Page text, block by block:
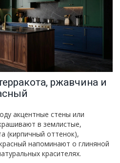
ржавчина и
акцентные стены или
в землистые,
(кирпичный оттенок),
напоминают о глиняной
красителях.